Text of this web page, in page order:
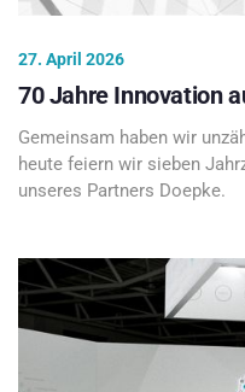
27. April 2026
70 Jahre Innovation
Gemeinsam haben wir
heute feiern wir sieben
unseres Partners Doepke.